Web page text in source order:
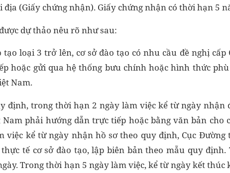
(Giấy chứng nhận). Giấy chứng nhận có thời hạn 5
dự thảo nêu rõ như sau:
loại 3 trở lên, cơ sở đào tạo có nhu cầu đề nghị cấp
hoặc gửi qua hệ thống bưu chính hoặc hình thức
Nam.
định, trong thời hạn 2 ngày làm việc kể từ ngày nhận
phải hướng dẫn trực tiếp hoặc bằng văn bản cho
việc kể từ ngày nhận hồ sơ theo quy định, Cục Đường
tế cơ sở đào tạo, lập biên bản theo mẫu quy định.
Trong thời hạn 5 ngày làm việc, kể từ ngày kết thúc